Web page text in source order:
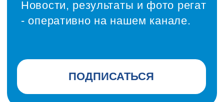
Контакты
Николай
Водяницкий